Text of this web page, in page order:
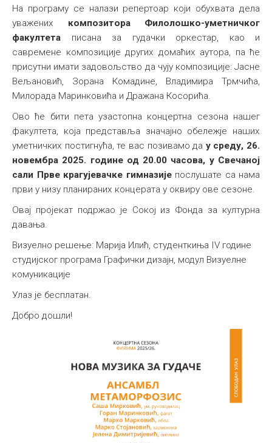
На програму се налази репертоар који обухвата дела
уважених композитора Филолошко-уметничког
факултета писана за гудачки оркестар, као и
савремене композиције других домаћих аутора, па ће
присутни имати задовољство да чују композиције: Јасне
Вељановић, Зорана Комадине, Владимира Трмчића,
Милорада Маринковића и Дражана Косорића.
Ово ће бити пета узастопна концертна сезона нашег
факултета, која представља значајно обележје наших
уметничких постигнућа, те вас позивамо да усреду, 26.
новембра 2025. године од 20.00 часова, у Свечаној
сали Прве крагујевачке гимназијепослушате са нама
први у низу планираних концерата у оквиру ове сезоне.
Овај пројекат подржао је Сокој из Фонда за културна
давања.
Визуелно решење: Марија Илић, студенткиња IV године
студијског програма Графички дизајн, модул Визуелне
комуникације
Улаз је бесплатан.
Добро дошли!